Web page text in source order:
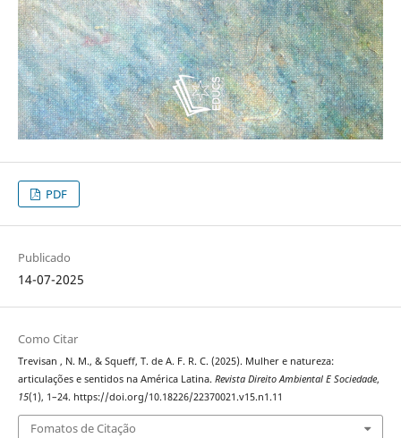
PDF
Publicado
14-07-2025
Como Citar
Trevisan , N. M., & Squeff, T. de A. F. R. C. (2025). Mulher e natureza:
articulações e sentidos na América Latina. Revista Direito Ambiental E Sociedade,
15(1), 1–24. https://doi.org/10.18226/22370021.v15.n1.11
Fomatos de Citação